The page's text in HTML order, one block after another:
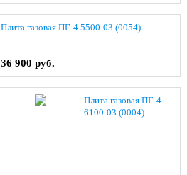
Плита газовая ПГ-4 5500-03 (0054)
36 900 руб.
Плита газовая ПГ-4
6100-03 (0004)